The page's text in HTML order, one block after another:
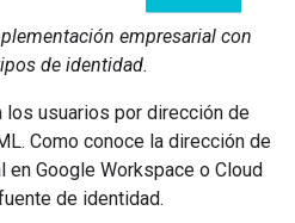
empresarial con
de identidad.
los usuarios por dirección de
Como conoce la dirección de
Google Workspace o Cloud
de identidad.